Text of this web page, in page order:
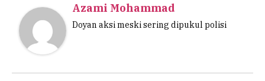
Azami Mohammad
Doyan aksi meski sering dipukul polisi